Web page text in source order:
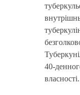
40-
власності.